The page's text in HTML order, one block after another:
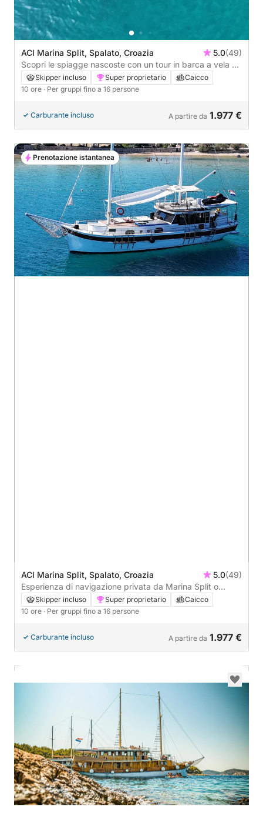
ACI Marina Split, Spalato, Croazia 5.0(49)
Scopri le spiagge nascoste con un tour in barca a vela da
Spalato all'isola di Solta
Skipper incluso Super proprietario
Caicco
10 ore · Per gruppi fino a 16 persone
Carburante incluso A partire da 1.977 €
ACI Marina Split, Spalato, Croazia 5.0(49)
Esperienza di navigazione privata da Marina Split o
Podstrana all'isola di Brac
Skipper incluso Super proprietario
Caicco
10 ore · Per gruppi fino a 16 persone
Carburante incluso A partire da 1.977 €
Prenotazione istantanea